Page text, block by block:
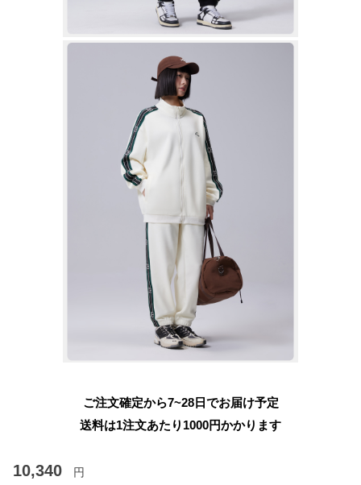
ご注文確定から7~28日でお届け予定
送料は1注文あたり 1000円かかります
10,340 円